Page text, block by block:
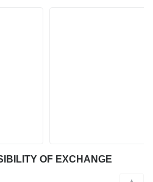
OF EXCHANGE